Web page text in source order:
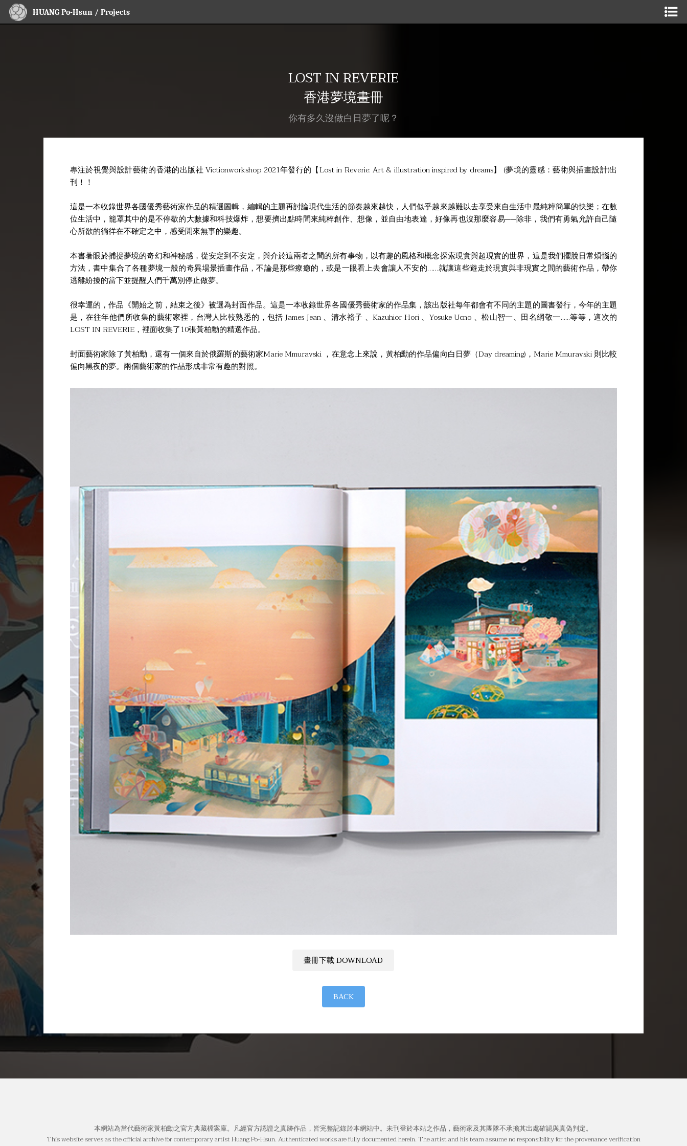
HUANG Po-Hsun / Projects
LOST IN REVERIE
香港夢境畫冊
你有多久沒做白日夢了呢？
專注於視覺與設計藝術的香港的出版社 Victionworkshop 2021年發行的【Lost in Reverie: Art & illustration inspired by dreams】 (夢境的靈感：藝術與插畫設計)出
刊！！
這是一本收錄世界各國優秀藝術家作品的精選圖輯，編輯的主題再討論現代生活的節奏越來越快，人們似乎越來越難以去享受來自生活中最純粹簡單的快樂；在數
位生活中，籠罩其中的是不停歇的大數據和科技爆炸，想要擠出點時間來純粹創作、想像，並自由地表達，好像再也沒那麼容易──除非，我們有勇氣允許自己隨
心所欲的徜徉在不確定之中，感受閒來無事的樂趣。
本書著眼於捕捉夢境的奇幻和神秘感，從安定到不安定，與介於這兩者之間的所有事物，以有趣的風格和概念探索現實與超現實的世界，這是我們擺脫日常煩惱的
方法，書中集合了各種夢境一般的奇異場景插畫作品，不論是那些療癒的，或是一眼看上去會讓人不安的……就讓這些遊走於現實與非現實之間的藝術作品，帶你
逃離紛擾的當下並提醒人們千萬別停止做夢。
很幸運的，作品《開始之前，結束之後》被選為封面作品。這是一本收錄世界各國優秀藝術家的作品集，該出版社每年都會有不同的主題的圖書發行，今年的主題
是，在往年他們所收集的藝術家裡，台灣人比較熟悉的，包括 James Jean 、清水裕子 、Kazuhior Hori 、Yosuke Ucno 、松山智一、田名網敬一......等等，這次的
LOST IN REVERIE，裡面收集了10張黃柏勳的精選作品。
封面藝術家除了黃柏勳，還有一個來自於俄羅斯的藝術家Marie Mmuravski ，在意念上來說，黃柏勳的作品偏向白日夢（Day dreaming)，Marie Mmuravski 則比較
偏向黑夜的夢。兩個藝術家的作品形成非常有趣的對照。
畫冊下載 DOWNLOAD
BACK
本網站為當代藝術家黃柏勳之官方典藏檔案庫。凡經官方認證之真跡作品，皆完整記錄於本網站中。未刊登於本站之作品，藝術家及其團隊不承擔其出處確認與真偽判定。
This website serves as the official archive for contemporary artist Huang Po-Hsun. Authenticated works are fully documented herein. The artist and his team assume no responsibility for the provenance verification